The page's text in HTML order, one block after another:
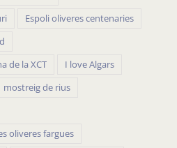
Espoli oliveres centenaries
de la XCT
I love Algars
mostreig de rius
oliveres fargues